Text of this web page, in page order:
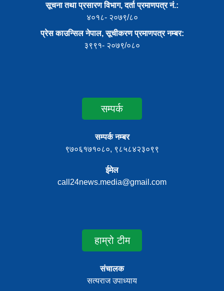
सूचना तथा प्रसारण विभाग, दर्ता प्रमाणपत्र नं.:
४०१८- २०७९/८०
प्रेस काउन्सिल नेपाल, सूचीकरण प्रमाणपत्र नम्बर:
३९९१- २०७९/०८०
सम्पर्क
सम्पर्क नम्बर
९७०६१७१०८०, ९८५८४२३०९९
ईमेल
call24news.media@gmail.com
हाम्रो टीम
संचालक
सत्यराज उपाध्याय